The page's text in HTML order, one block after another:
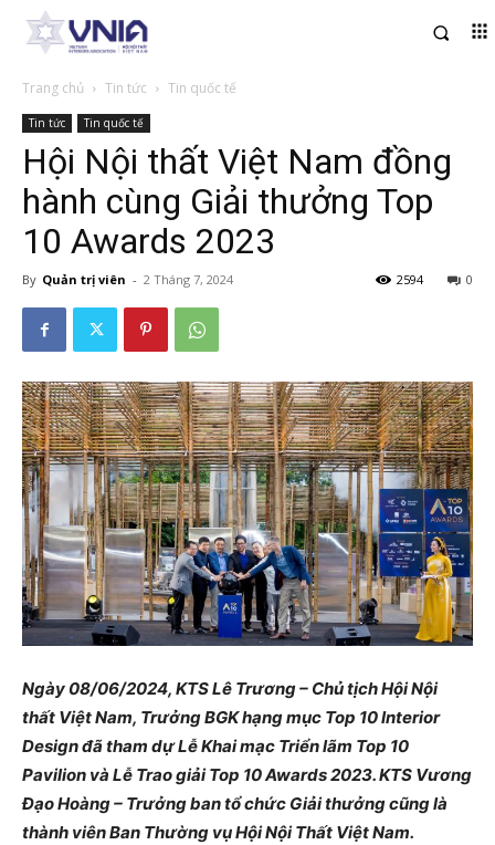
Trang chủ Tin tức Tin quốc tế
Tin tức Tin quốc tế
Hội Nội thất Việt Nam đồng
hành cùng Giải thưởng Top
10 Awards 2023
By Quản trị viên - 2 Tháng 7, 2024 0
2594
Ngày 08/06/2024, KTS Lê Trương – Chủ tịch Hội Nội
thất Việt Nam, Trưởng BGK hạng mục Top 10 Interior
Design đã tham dự Lễ Khai mạc Triển lãm Top 10
Pavilion và Lễ Trao giải Top 10 Awards 2023. KTS Vương
Đạo Hoàng – Trưởng ban tổ chức Giải thưởng cũng là
thành viên Ban Thường vụ Hội Nội Thất Việt Nam.